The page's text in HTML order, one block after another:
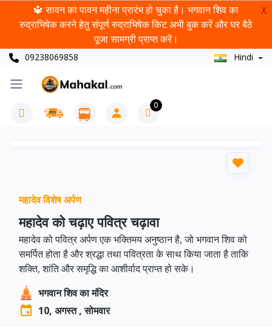
🔱 सावन का पावन महीना प्रारंभ हो चुका है। भगवान शिव का
रुद्राभिषेक करने हेतु संपूर्ण रुद्राभिषेक किट अभी बुक करें और घर बैठे
पूजा सामग्री प्राप्त करें।
X
09238069858 Hindi
0
महादेव विशेष अर्पण
महादेव को चढ़ाए पवित्र चढ़ावा
महादेव को पवित्र अर्पण एक भक्तिमय अनुष्ठान है, जो भगवान शिव को
समर्पित होता है और श्रद्धा तथा पवित्रता के साथ किया जाता है ताकि
शक्ति, शांति और समृद्धि का आशीर्वाद प्राप्त हो सके।
भगवान शिव का मंदिर
10, अगस्त , सोमवार